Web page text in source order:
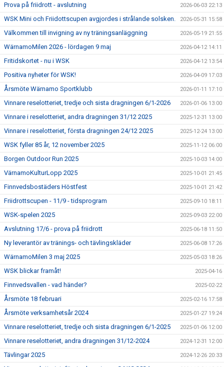
Prova på friidrott - avslutning 2026-06-03 22:13
WSK Mini och Friidottscupen avgjordes i strålande solsken. 2026-05-31 15:58
Välkommen till invigning av ny träningsanläggning 2026-05-19 21:55
WärnamoMilen 2026 - lördagen 9 maj 2026-04-12 14:11
Fritidskortet - nu i WSK 2026-04-12 13:54
Positiva nyheter för WSK! 2026-04-09 17:03
Årsmöte Wärnamo Sportklubb 2026-01-11 17:10
Vinnare reselotteriet, tredje och sista dragningen 6/1-2026 2026-01-06 13:00
Vinnare i reselotteriet, andra dragningen 31/12 2025 2025-12-31 13:00
Vinnare i reselotteriet, första dragningen 24/12 2025 2025-12-24 13:00
WSK fyller 85 år, 12 november 2025 2025-11-12 06:00
Borgen Outdoor Run 2025 2025-10-03 14:00
VärnamoKulturLopp 2025 2025-10-01 21:45
Finnvedsbostäders Höstfest 2025-10-01 21:42
Friidrottscupen - 11/9 - tidsprogram 2025-09-10 18:11
WSK-spelen 2025 2025-09-03 22:00
Avslutning 17/6 - prova på friidrott 2025-06-18 11:50
Ny leverantör av tränings- och tävlingskläder 2025-06-08 17:26
WärnamoMilen 3 maj 2025 2025-05-03 18:26
WSK blickar framåt! 2025-04-16
Finnvedsvallen - vad händer? 2025-02-22
Årsmöte 18 februari 2025-02-16 17:58
Årsmöte verksamhetsår 2024 2025-01-27 19:24
Vinnare reselotteriet, tredje och sista dragningen 6/1-2025 2025-01-06 12:00
Vinnare reselotteriet, andra dragningen 31/12-2024 2024-12-31 12:00
Tävlingar 2025 2024-12-26 20:33